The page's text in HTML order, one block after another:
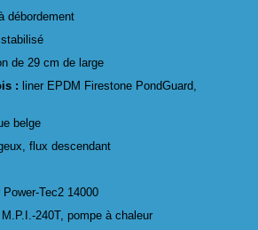
débordement
de 29 cm de large
: liner EPDM Firestone PondGuard,
belge
flux descendant
Tec2 14000
240T, pompe à chaleur